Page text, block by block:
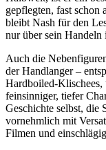
gepflegten, fast schon
bleibt Nash für den
nur über sein
Auch die
der Handlanger –
Hardboiled-
feinsinniger, tiefer
Geschichte selbst, die
vornehmlich mit
Filmen und